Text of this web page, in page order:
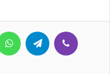
WhatsAppTelegram